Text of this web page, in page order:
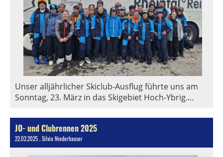
Unser alljährlicher Skiclub-Ausflug führte uns am
Sonntag, 23. März in das Skigebiet Hoch-Ybrig....
JO- und Clubrennen 2025
22.02.2025, Silvia Niederhauser